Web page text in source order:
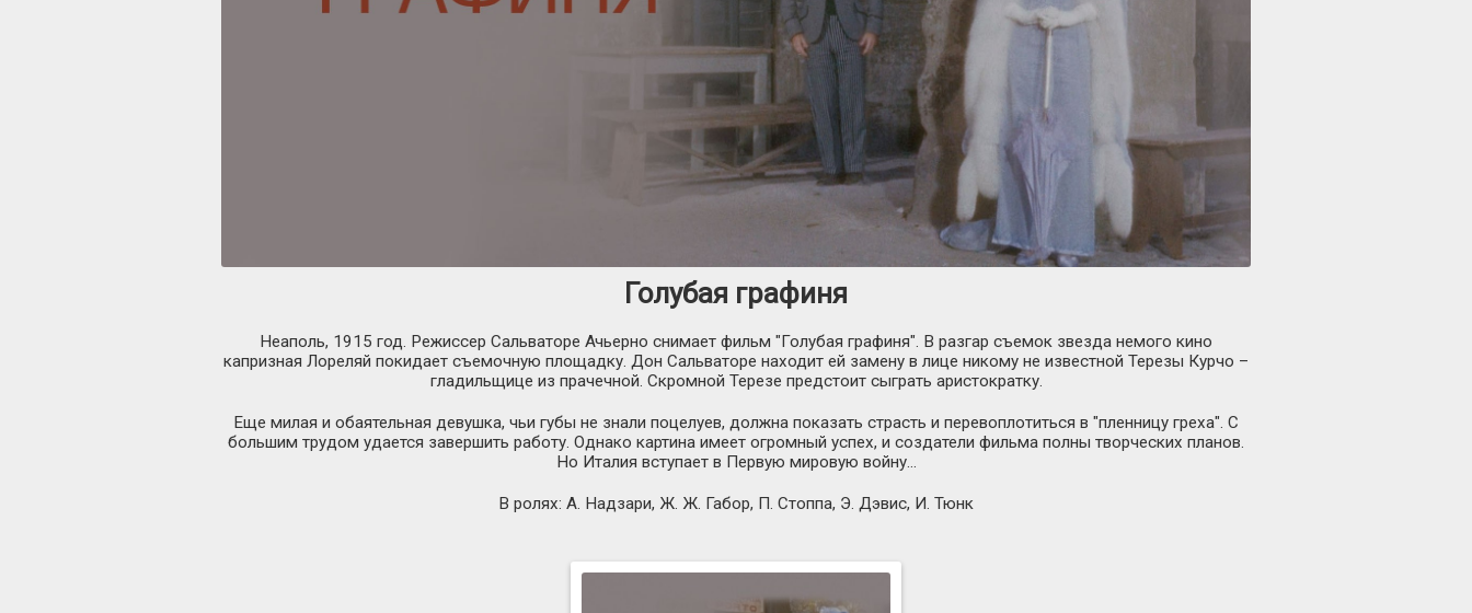
Голубая графиня
Неаполь, 1915 год. Режиссер Сальваторе Ачьерно снимает фильм "Голубая графиня". В разгар съемок звезда немого кино
капризная Лореляй покидает съемочную площадку. Дон Сальваторе находит ей замену в лице никому не известной Терезы Курчо –
гладильщице из прачечной. Скромной Терезе предстоит сыграть аристократку.
Еще милая и обаятельная девушка, чьи губы не знали поцелуев, должна показать страсть и перевоплотиться в "пленницу греха". С
большим трудом удается завершить работу. Однако картина имеет огромный успех, и создатели фильма полны творческих планов.
Но Италия вступает в Первую мировую войну...
В ролях: А. Надзари, Ж. Ж. Габор, П. Стоппа, Э. Дэвис, И. Тюнк